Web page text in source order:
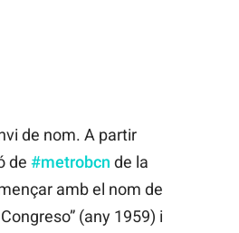
de nom. A partir
de #metrobcn de la
amb el nom de
(any 1959) i